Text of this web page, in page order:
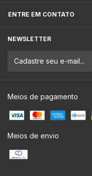
ENTRE EM CONTATO
NEWSLETTER
Meios de pagamento
Meios de envio